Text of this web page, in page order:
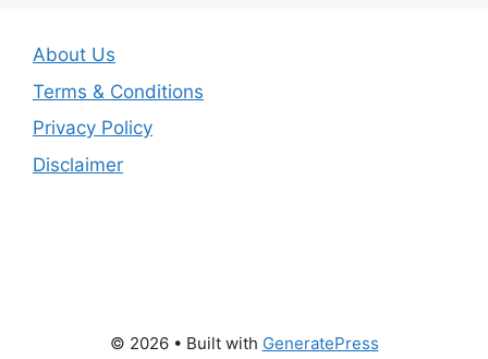
About Us
Terms & Conditions
Privacy Policy
Disclaimer
© 2026 • Built with GeneratePress